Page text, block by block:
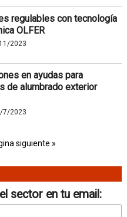
regulables con tecnología
OLFER
2023
en ayudas para
de alumbrado exterior
7/2023
siguiente »
sector en tu email: